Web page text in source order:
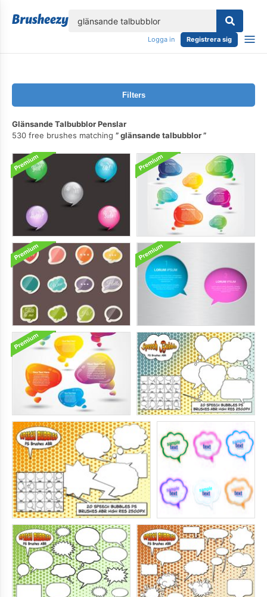
Logga in Registrera sig
Filters
Glänsande Talbubblor Penslar
530 free brushes matching
glänsande talbubblor